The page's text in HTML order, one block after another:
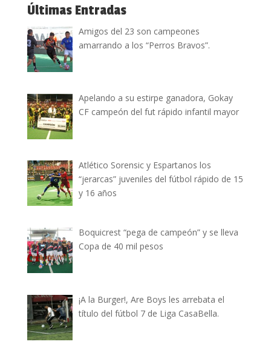
Últimas Entradas
Amigos del 23 son campeones
amarrando a los “Perros Bravos”.
Apelando a su estirpe ganadora, Gokay
CF campeón del fut rápido infantil mayor
Atlético Sorensic y Espartanos los
“jerarcas” juveniles del fútbol rápido de 15
y 16 años
Boquicrest “pega de campeón” y se lleva
Copa de 40 mil pesos
¡A la Burger!, Are Boys les arrebata el
título del fútbol 7 de Liga CasaBella.